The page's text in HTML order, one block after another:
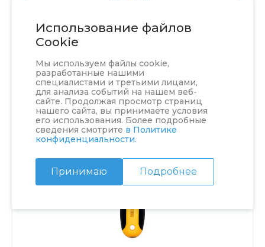
Использование файлов
Cookie
Мы используем файлы cookie,
разработанные нашими
специалистами и третьими лицами,
для анализа событий на нашем веб-
сайте. Продолжая просмотр страниц
нашего сайта, вы принимаете условия
его использования. Более подробные
сведения смотрите в Политике
конфиденциальности.
Принимаю Подробнее